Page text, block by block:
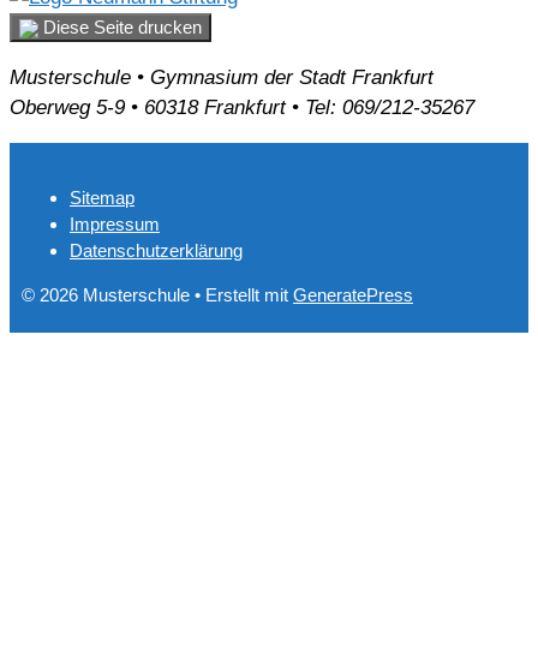
Diese Seite drucken
Musterschule • Gymnasium der Stadt Frankfurt
Oberweg 5-9 • 60318 Frankfurt • Tel: 069/212-35267
Sitemap
Impressum
Datenschutzerklärung
© 2026 Musterschule • Erstellt mit GeneratePress